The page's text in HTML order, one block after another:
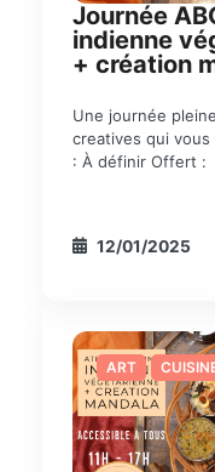
Journée
indienne
+ création
Une journée
creatives qui
: À définir Offert :
12/01/2025
ART